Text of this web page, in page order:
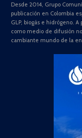
Desde 2014, Grupo
publicación en Colombia
GLP, biogás e hidrógeno.
como medio de difusión
cambiante mundo de la